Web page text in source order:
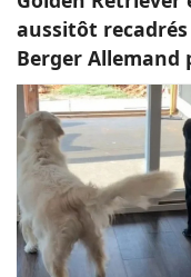
aussitôt
Berger Allemand